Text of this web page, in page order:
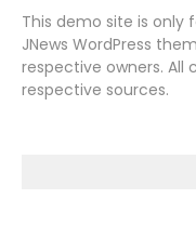
This demo site is only
JNews WordPress
respective owners.
respective sources.